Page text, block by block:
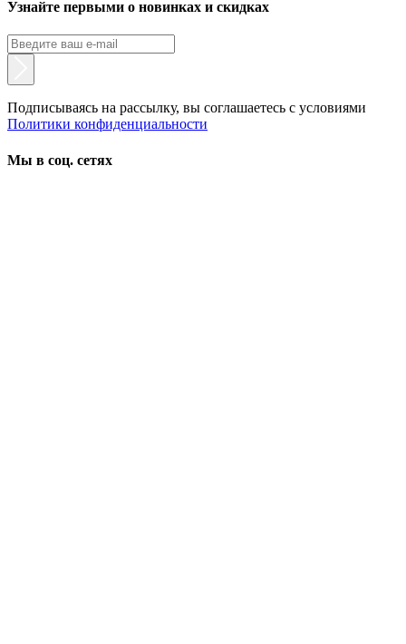
Узнайте первыми о новинках и скидках
Подписываясь на рассылку, вы соглашаетесь с условиями
Политики конфиденциальности
Мы в соц. сетях